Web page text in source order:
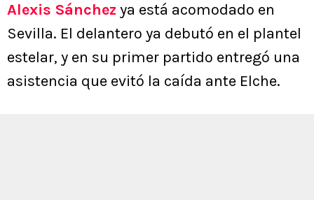
Alexis Sánchez ya está acomodado en
Sevilla. El delantero ya debutó en el plantel
estelar, y en su primer partido entregó una
asistencia que evitó la caída ante Elche.